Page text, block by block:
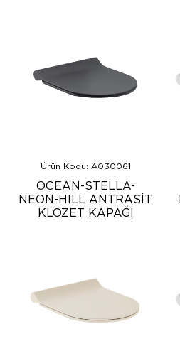
Ürün Kodu: A030061
OCEAN-STELLA-
NEON-HILL ANTRASİT
KLOZET KAPAĞI